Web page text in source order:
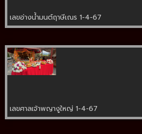
เลขอ่างน้ำมนต์ฤาษีเณร 1-4-67
เลขศาลเจ้าพญางูใหญ่ 1-4-67